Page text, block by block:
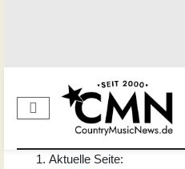
Aktuelle Seite: